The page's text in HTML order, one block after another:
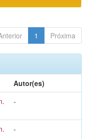
1 Próxima
Autor(es)
-
-